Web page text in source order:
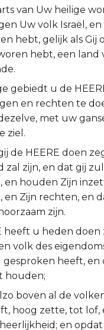
van Uw heilige
Uw volk Israël,
hebt, gelijk als Gij
hebt, een land
gebiedt u de
en rechten te
met uw
ziel.
de HEERE doen
zal zijn, en dat gij
en houden Zijn
en Zijn rechten, en
zijn.
heeft u heden doen
volk des
gesproken heeft, en
houden;
boven al de
hoog zette, tot lof,
en